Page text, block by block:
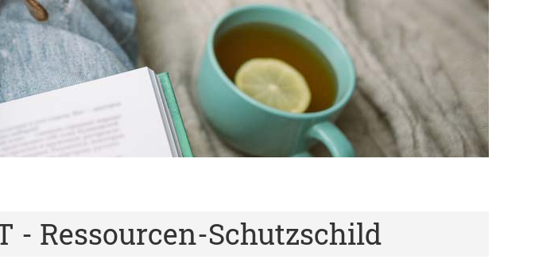
- Ressourcen-Schutzschild